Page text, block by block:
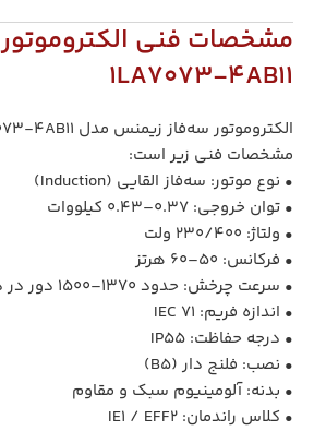
مشخصات فنی
1LA7073-4AB11
مشخصات فنی زیر است:
• نوع موتور: سه‌فاز القایی (Induction)
• توان خروجی: 0.37–0.43 کیلووات
• ولتاژ: 230/400 ولت
• فرکانس: 50–60 هرتز
• سرعت چرخش: حدود 1370–1500 دور در دقیقه
• اندازه فریم: IEC 71
• درجه حفاظت: IP55
• نصب: فلنج دار (B5)
• بدنه: آلومینیوم سبک و مقاوم
• کلاس راندمان: IE1 / EFF2